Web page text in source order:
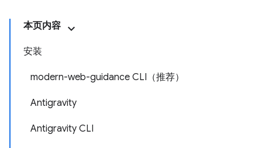
本页内容
安装
modern-web-guidance CLI（推荐）
Antigravity
Antigravity CLI